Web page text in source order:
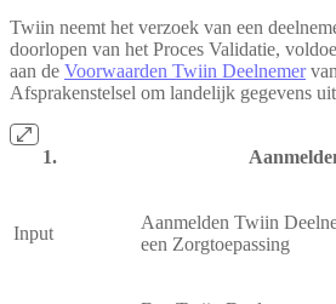
Twiin neemt het verzoek van een
doorlopen van het Proces Validatie,
aan de Voorwaarden Twiin Deelnemer
Afsprakenstelsel om landelijk gegevens
Input
Aanmelden Twiin
een Zorgtoepassing